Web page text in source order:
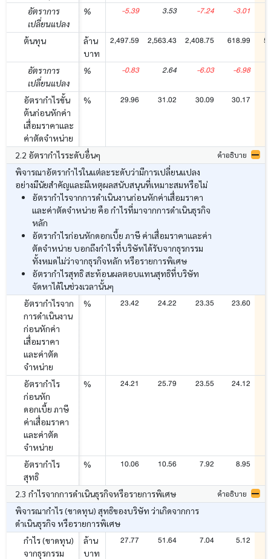
อัตราการ
เปลี่ยนแปลง
% -5.39 3.53 -7.24 -3.01
ต้นทุน
ล้าน
บาท
2,497.59 2,563.43 2,408.75 618.99
อัตราการ
เปลี่ยนแปลง
% -0.83 2.64 -6.03 -6.98
อัตรากำไรขั้น
ต้นก่อนหักค่า
เสื่อมราคาและ
ค่าตัดจำหน่าย
% 29.96 31.02 30.09 30.17
2.2 อัตรากำไรระดับอื่นๆ คำอธิบาย
พิจารณาอัตรากำไรในแต่ละระดับว่ามีการเปลี่ยนแปลง
อย่างมีนัยสำคัญและมีเหตุผลสนับสนุนที่เหมาะสมหรือไม่
อัตรากำไรจากการดำเนินงานก่อนหักค่าเสื่อมราคา
และค่าตัดจำหน่าย คือ กำไรที่มาจากการดำเนินธุรกิจ
หลัก
อัตรากำไรก่อนหักดอกเบี้ย ภาษี ค่าเสื่อมราคาและค่า
ตัดจำหน่าย บอกถึงกำไรที่บริษัทได้รับจากธุรกรรม
ทั้งหมดไม่ว่าจากธุรกิจหลัก หรือรายการพิเศษ
อัตรากำไรสุทธิ สะท้อนผลตอบแทนสุทธิที่บริษัท
จัดหาได้ในช่วงเวลานั้นๆ
อัตรากำไรจาก
การดำเนินงาน
ก่อนหักค่า
เสื่อมราคา
และค่าตัด
จำหน่าย
% 23.42 24.22 23.35 23.60
อัตรากำไร
ก่อนหัก
ดอกเบี้ย ภาษี
ค่าเสื่อมราคา
และค่าตัด
จำหน่าย
% 24.21 25.79 23.55 24.12
อัตรากำไร
สุทธิ
% 10.06 10.56 7.92 8.95
2.3 กำไรจากการดำเนินธุรกิจหรือรายการพิเศษ คำอธิบาย
พิจารณากำไร (ขาดทุน) สุทธิของบริษัท ว่าเกิดจากการ
ดำเนินธุรกิจ หรือรายการพิเศษ
กำไร (ขาดทุน)
จากธุรกรรม
ล้าน
บาท
27.77 51.64 7.04 5.12